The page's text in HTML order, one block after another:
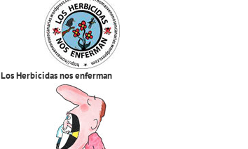
Los Herbicidas nos enferman